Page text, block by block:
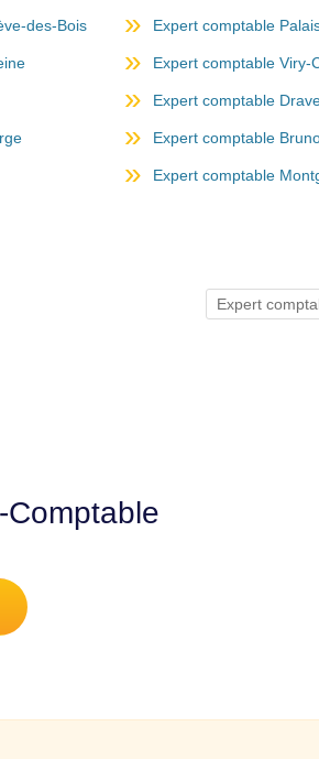
des-Bois Expert comptable
Expert comptable Viry-
Expert comptable
Expert comptable
Expert comptable
Expert